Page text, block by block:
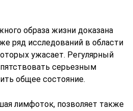
образа жизни доказана
ряд исследований в области
ужасает. Регулярный
серьезным
общее состояние.
лимфоток, позволяет также